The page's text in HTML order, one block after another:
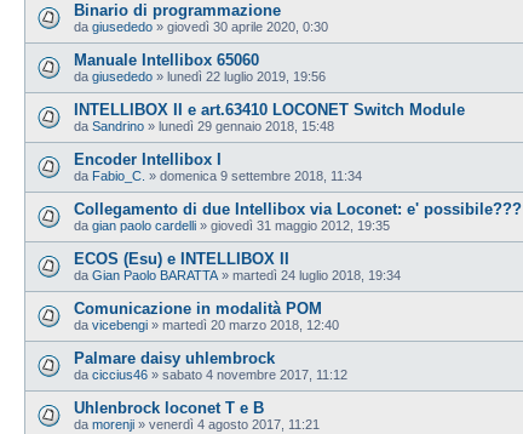
Binario di programmazione
da giusededo » giovedì 30 aprile 2020, 0:30
Manuale Intellibox 65060
da giusededo » lunedì 22 luglio 2019, 19:56
INTELLIBOX II e art.63410 LOCONET Switch Module
da Sandrino » lunedì 29 gennaio 2018, 15:48
Encoder Intellibox I
da Fabio_C. » domenica 9 settembre 2018, 11:34
Collegamento di due Intellibox via Loconet: e' possibile???
da gian paolo cardelli » giovedì 31 maggio 2012, 19:35
ECOS (Esu) e INTELLIBOX II
da Gian Paolo BARATTA » martedì 24 luglio 2018, 19:34
Comunicazione in modalità POM
da vicebengi » martedì 20 marzo 2018, 12:40
Palmare daisy uhlembrock
da ciccius46 » sabato 4 novembre 2017, 11:12
Uhlenbrock loconet T e B
da morenji » venerdì 4 agosto 2017, 11:21